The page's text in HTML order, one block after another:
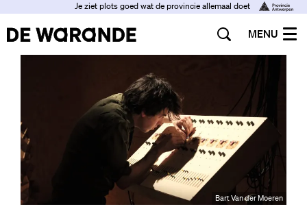
Je ziet plots goed wat de provincie allemaal doet
MENU
Bart Van der Moeren